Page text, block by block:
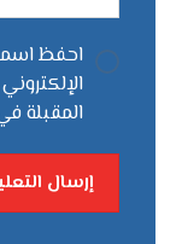
احفظ
المقبلة
إرسال